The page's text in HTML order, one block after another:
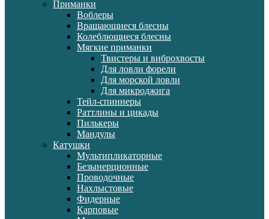
Приманки
Воблеры
Вращающиеся блесны
Колеблющиеся блесны
Мягкие приманки
Твистеры и виброхвосты
Для ловли форели
Для морской ловли
Для микроджига
Тейл-спиннеры
Раттлины и цикады
Пилькеры
Мандулы
Катушки
Мультипликаторные
Безынерционные
Проводочные
Нахлыстовые
Фидерные
Карповые